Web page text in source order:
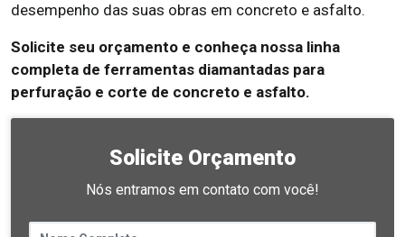
desempenho das suas obras em concreto e asfalto.
Solicite seu orçamento e conheça nossa linha
completa de ferramentas diamantadas para
perfuração e corte de concreto e asfalto.
Solicite Orçamento
Nós entramos em contato com você!